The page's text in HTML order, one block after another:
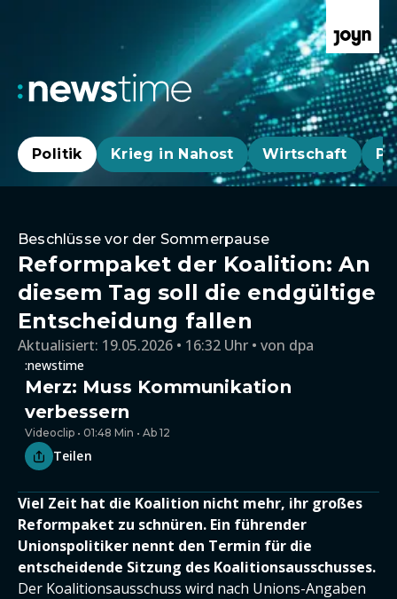
Politik Krieg in Nahost Wirtschaft
Beschlüsse vor der Sommerpause
Reformpaket der Koalition: An
diesem Tag soll die endgültige
Entscheidung fallen
Aktualisiert: 19.05.2026 • 16:32 Uhr von dpa
:newstime
Merz: Muss Kommunikation
verbessern
Videoclip • 01:48 Min • Ab 12
Teilen
Viel Zeit hat die Koalition nicht mehr, ihr großes
Reformpaket zu schnüren. Ein führender
Unionspolitiker nennt den Termin für die
entscheidende Sitzung des Koalitionsausschusses.
Der Koalitionsausschuss wird nach Unions-Angaben